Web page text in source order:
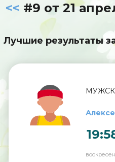
<< #9 от 21
Лучшие результаты